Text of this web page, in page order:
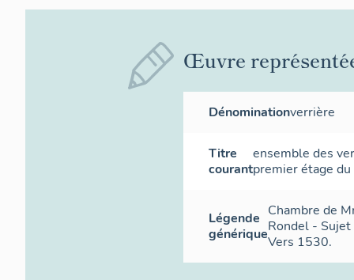
Œuvre
Dénominationverrière
Titre
courant
ensemble des
premier étage
Légende
générique
Chambre de
Rondel -
Vers 1530.